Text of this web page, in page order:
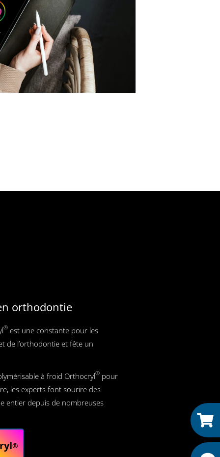
orthodontie
® est une constante pour les
de l’orthodontie et fête un
à froid Orthocryl® pour
les experts font sourire des
entier depuis de nombreuses
®